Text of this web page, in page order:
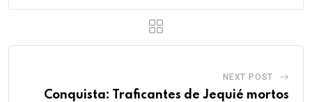
NEXT POST
Conquista: Traficantes de Jequié mortos